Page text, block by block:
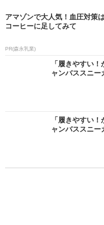
アマゾンで大人気！血圧対策
コーヒーに足してみて
PR(森永乳業)
「履きやすい
ャンバススニー
「履きやすい
ャンバススニー